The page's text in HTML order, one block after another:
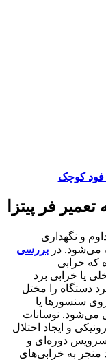
کوچک
فر پیتزا
و نگهداری
می‌شود. در بررسی
خرابی
یا خرابی برد
دستگاه را مختل
سنسورها یا
می‌شود. نوسانات
و ایجاد اختلال
سرویس دوره‌ای و
منجر به خرابی‌های